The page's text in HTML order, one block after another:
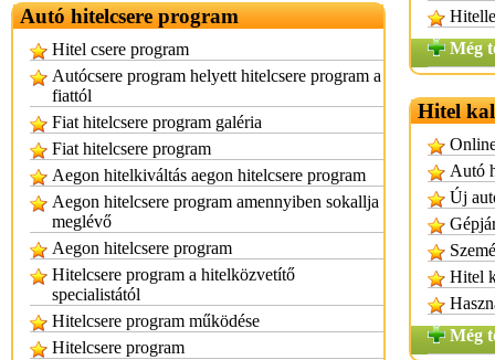
Autó hitelcsere program
Hitel csere program
Autócsere program helyett hitelcsere program a
fiattól
Fiat hitelcsere program galéria
Fiat hitelcsere program
Aegon hitelkiváltás aegon hitelcsere program
Aegon hitelcsere program amennyiben sokallja
meglévő
Aegon hitelcsere program
Hitelcsere program a hitelközvetítő
specialistától
Hitelcsere program működése
Hitelcsere program
Még
Hitel
Autó
Új
Hitel
Még